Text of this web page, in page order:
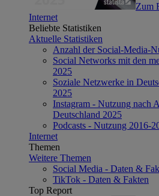
Zum
Internet
Beliebte Statistiken
Aktuelle Statistiken
Anzahl der Social-Media-
Social Networks mit den
2025
Soziale Netzwerke in
2025
Instagram - Nutzung nach
Deutschland 2025
Podcasts - Nutzung 2016-
Internet
Themen
Weitere Themen
Social Media - Daten &
TikTok - Daten & Fakten
Top Report